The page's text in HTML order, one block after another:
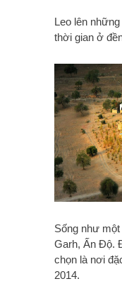
Leo lên
thời gian ở
Sống như
Garh, Ấn Độ.
chọn là nơi
2014.